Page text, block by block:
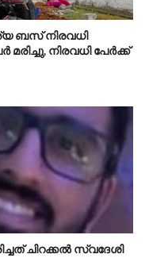
ബസ് നിരവധി
മരിച്ചു, നിരവധി പേർക്ക്
ചിറക്കൽ സ്വദേശി